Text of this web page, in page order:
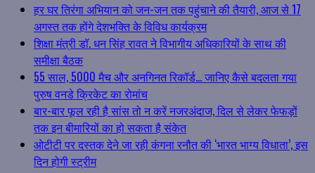
हर घर तिरंगा अभियान को जन-जन तक पहुंचाने की तैयारी, आज से 17
अगस्त तक होंगे देशभक्ति के विविध कार्यक्रम
शिक्षा मंत्री डॉ. धन सिंह रावत ने विभागीय अधिकारियों के साथ की
समीक्षा बैठक
55 साल, 5000 मैच और अनगिनत रिकॉर्ड… जानिए कैसे बदलता गया
पुरुष वनडे क्रिकेट का रोमांच
बार-बार फूल रही है सांस तो न करें नजरअंदाज, दिल से लेकर फेफड़ों
तक इन बीमारियों का हो सकता है संकेत
ओटीटी पर दस्तक देने जा रही कंगना रनौत की ‘भारत भाग्य विधाता’, इस
दिन होगी स्ट्रीम